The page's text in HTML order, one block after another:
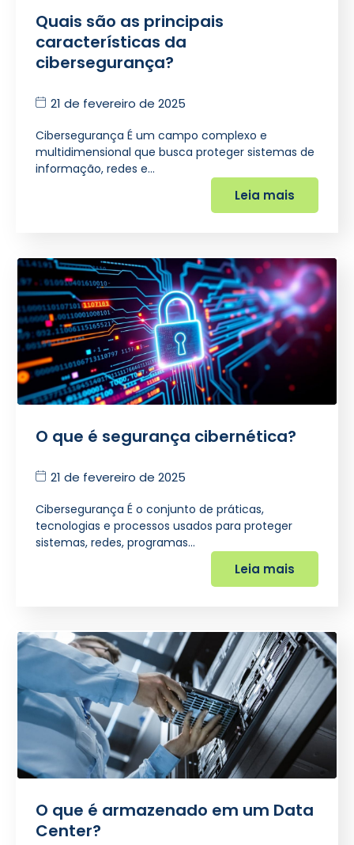
Quais são as principais
características da
cibersegurança?
21 de fevereiro de 2025
Cibersegurança É um campo complexo e
multidimensional que busca proteger sistemas de
informação, redes e…
Leia mais
O que é segurança cibernética?
21 de fevereiro de 2025
Cibersegurança É o conjunto de práticas,
tecnologias e processos usados para proteger
sistemas, redes, programas…
Leia mais
O que é armazenado em um Data
Center?